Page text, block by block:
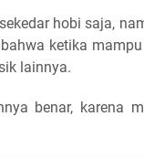
hobi saja,
ketika
lainnya.
benar, karena